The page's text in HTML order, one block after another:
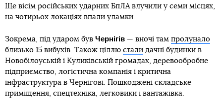
Ще вісім російських ударних БпЛА влучили у семи місцях,
на чотирьох локаціях впали уламки.
Зокрема, під ударом був Чернігів — вночі там пролунало
близько 15 вибухів. Також ціллю стали дачні будинки в
Новобілоуській і Куликівській громадах, деревообробне
підприємство, логістична компанія і критична
інфраструктура в Чернігові. Пошкоджені складське
приміщення, спецтехніка, легковики і вантажівка.